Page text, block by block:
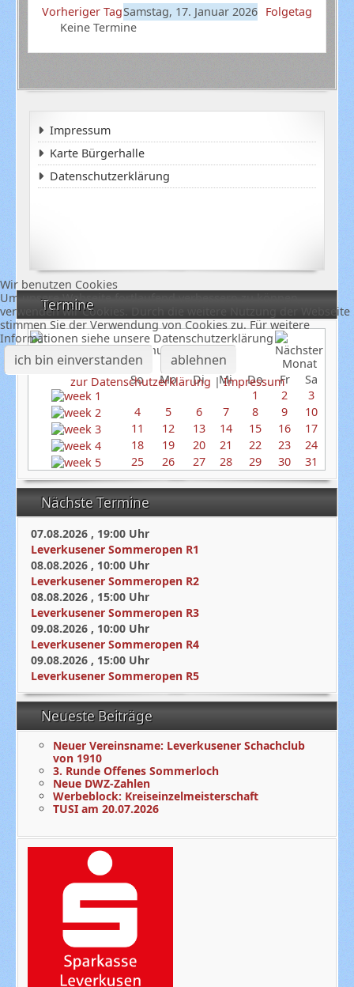
Termine
Januar 2026
So
Mo Di Mi Do Fr
Sa
1
2
3
4
5 6 7 8 9
10
11
12 13 14 15 16
17
18
19 20 21 22 23
24
25
26 27 28 29 30 31
Nächste Termine
07.08.2026 , 19:00 Uhr
Leverkusener Sommeropen R1
08.08.2026 , 10:00 Uhr
Leverkusener Sommeropen R2
08.08.2026 , 15:00 Uhr
Leverkusener Sommeropen R3
09.08.2026 , 10:00 Uhr
Leverkusener Sommeropen R4
09.08.2026 , 15:00 Uhr
Leverkusener Sommeropen R5
Neueste Beiträge
Neuer Vereinsname: Leverkusener Schachclub
von 1910
3. Runde Offenes Sommerloch
Neue DWZ-Zahlen
Werbeblock: Kreiseinzelmeisterschaft
TUSI am 20.07.2026
Vorheriger TagSamstag, 17. Januar 2026 Folgetag
Keine Termine
Impressum
Karte Bürgerhalle
Datenschutzerklärung
Wir benutzen Cookies
Um unsere Webseite fortlaufend verbessern zu können,
verwenden wir Cookies. Durch die weitere Nutzung der Webseite
stimmen Sie der Verwendung von Cookies zu. Für weitere
Informationen siehe unsere Datenschutzerklärung
ich bin einverstanden ablehnen
zur Datenschutzerklärung |Impressum